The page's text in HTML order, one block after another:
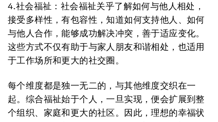
4.社会福祉 ：社会福祉关乎了解如何与他人相处，
接受多样性，有包容性，知道如何支持他人、如何
与他人合作，能够成功解决冲突，善于适应变化。
这些方式不仅有助于与家人朋友和谐相处，也适用
于工作场所和更大的社交圈。
每个维度都是独一无二的，与其他维度交织在一
起。综合福祉始于个人，一旦实现，便会扩展到整
个组织、家庭和更大的社区。因此，理想的幸福状